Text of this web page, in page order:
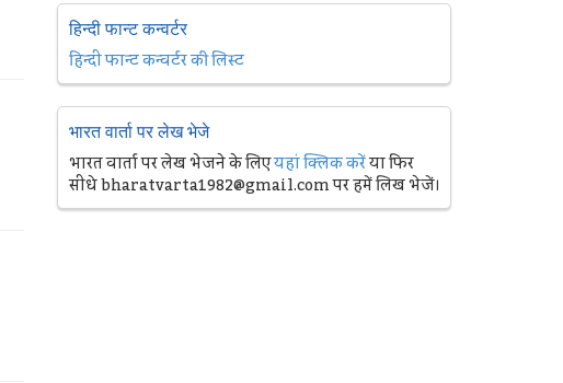
हिन्दी फान्ट कन्वर्टर
हिन्दी फान्ट कन्वर्टर की लिस्ट
भारत वार्ता पर लेख भेजे
भारत वार्ता पर लेख भेजने के लिएयहां क्लिक करेंया फिर
सीधे bharatvarta1982@gmail.com पर हमें लिख भेजें।